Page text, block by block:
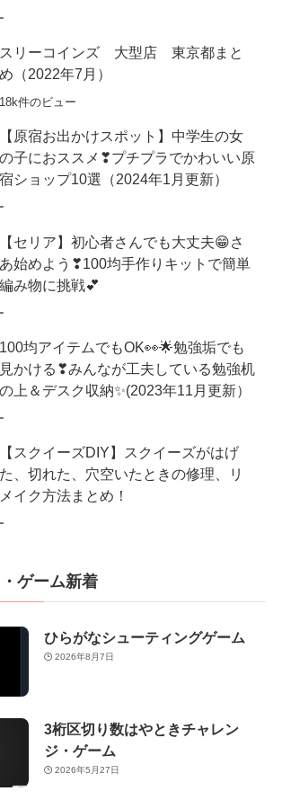
スリーコインズ 大型店 東京都まと
め（2022年7月）
18k件のビュー
【原宿お出かけスポット】中学生の女
の子におススメ❣プチプラでかわいい原
宿ショップ10選（2024年1月更新）
【セリア】初心者さんでも大丈夫😁さ
あ始めよう❣100均手作りキットで簡単
編み物に挑戦💕
100均アイテムでもOK👀🌟勉強垢でも
見かける❣みんなが工夫している勉強机
の上＆デスク収納✨(2023年11月更新）
【スクイーズDIY】スクイーズがはげ
た、切れた、穴空いたときの修理、リ
メイク方法まとめ！
ゲーム新着
ひらがなシューティングゲーム
2026年8月7日
3桁区切り数はやときチャレン
ジ・ゲーム
2026年5月27日